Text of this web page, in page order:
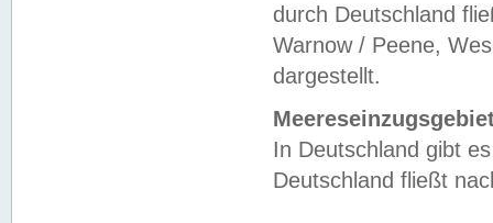
durch Deutschland
Warnow / Peene,
dargestellt.
In Deutschland gibt
Deutschland fließt